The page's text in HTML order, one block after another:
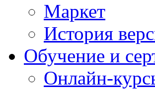
Маркет
История
Обучение и
Онлайн-